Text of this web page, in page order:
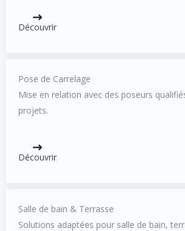
Découvrir
Pose de Carrelage
Mise en relation avec des poseurs
projets.
Découvrir
Salle de bain & Terrasse
Solutions adaptées pour salle de bain,